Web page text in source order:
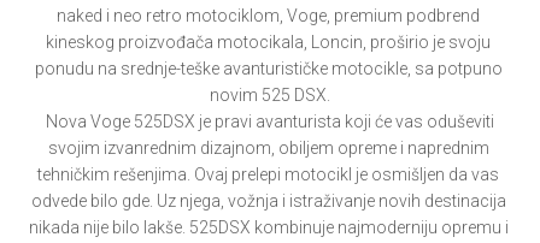
naked i neo retro motociklom, Voge, premium podbrend
kineskog proizvođača motocikala, Loncin, proširio je svoju
ponudu na srednje-teške avanturističke motocikle, sa potpuno
novim 525 DSX.
svojim izvanrednim dizajnom, obiljem opreme i naprednim
tehničkim rešenjima. Ovaj prelepi motocikl je osmišljen da vas
odvede bilo gde. Uz njega, vožnja i istraživanje novih destinacija
nikada nije bilo lakše. 525DSX kombinuje najmoderniju opremu i